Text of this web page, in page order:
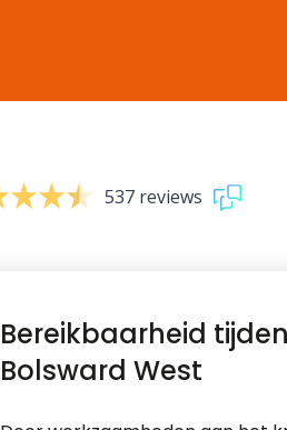
537 reviews
Bereikbaarheid
Bolsward West